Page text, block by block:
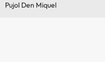
Pujol Den Miquel